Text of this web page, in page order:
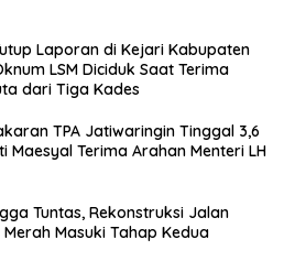
Laporan di Kejari Kabupaten
LSM Diciduk Saat Terima
dari Tiga Kades
TPA Jatiwaringin Tinggal 3,6
Maesyal Terima Arahan Menteri LH
Tuntas, Rekonstruksi Jalan
Masuki Tahap Kedua